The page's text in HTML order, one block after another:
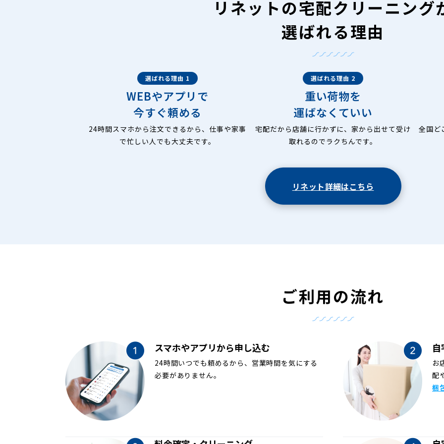
リネットの宅配クリーニング
選ばれる理由
選ばれる理由 1
WEBやアプリで
今すぐ頼める
24時間スマホから注文できるから、仕事や家事
で忙しい人でも大丈夫です。
選ばれる理由 2
重い荷物を
運ばなくていい
宅配だから店舗に行かずに、家から出せて受け
取れるのでラクちんです。
全国ど
リネット詳細はこちら
ご利用の流れ
スマホやアプリから申し込む
24時間いつでも頼めるから、営業時間を気にする
必要がありません。
お
配
梱